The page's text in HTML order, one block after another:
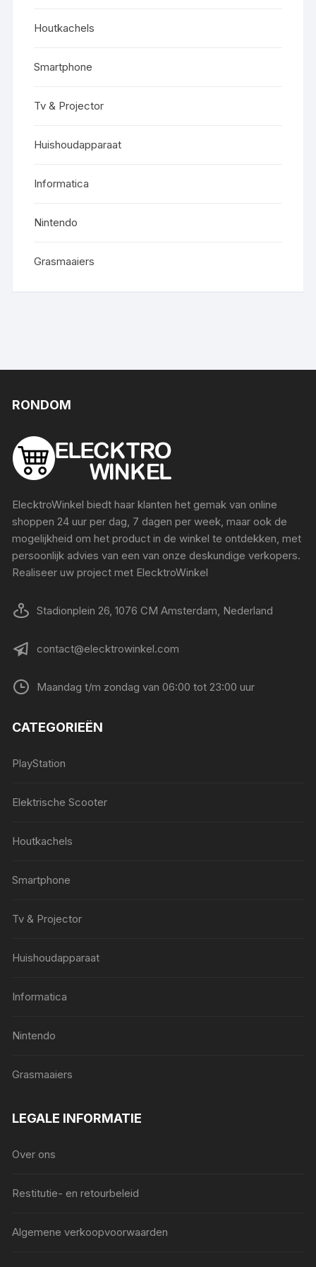
Houtkachels
Smartphone
Tv & Projector
Huishoudapparaat
Informatica
Nintendo
Grasmaaiers
RONDOM
ElecktroWinkel biedt haar klanten het gemak van online
shoppen 24 uur per dag, 7 dagen per week, maar ook de
mogelijkheid om het product in de winkel te ontdekken, met
persoonlijk advies van een van onze deskundige verkopers.
Realiseer uw project met ElecktroWinkel
Stadionplein 26, 1076 CM Amsterdam, Nederland
contact@elecktrowinkel.com
Maandag t/m zondag van 06:00 tot 23:00 uur
CATEGORIEËN
PlayStation
Elektrische Scooter
Houtkachels
Smartphone
Tv & Projector
Huishoudapparaat
Informatica
Nintendo
Grasmaaiers
LEGALE INFORMATIE
Over ons
Restitutie- en retourbeleid
Algemene verkoopvoorwaarden